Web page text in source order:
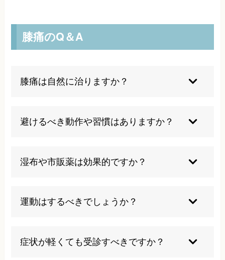
膝痛のQ＆A
膝痛は自然に治りますか？
避けるべき動作や習慣はありますか？
かかるので避けましょう。
湿布や市販薬は効果的ですか？
ません。
運動はするべきでしょうか？
負荷は症状を悪化させる場合があるので気を付け
症状が軽くても受診すべきですか？